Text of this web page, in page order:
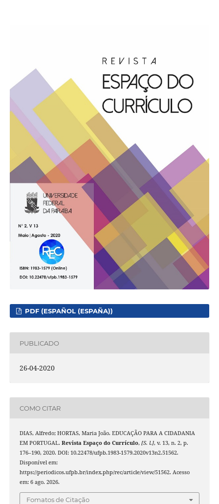
PDF (ESPAÑOL (ESPAÑA))
PUBLICADO
26-04-2020
COMO CITAR
DIAS, Alfredo; HORTAS, Maria João. EDUCAÇÃO PARA A CIDADANIA
EM PORTUGAL. Revista Espaço do Currículo, [S. l.], v. 13, n. 2, p.
176–190, 2020. DOI: 10.22478/ufpb.1983-1579.2020v13n2.51562.
Disponível em:
https://periodicos.ufpb.br/index.php/rec/article/view/51562. Acesso
em: 6 ago. 2026.
Fomatos de Citação